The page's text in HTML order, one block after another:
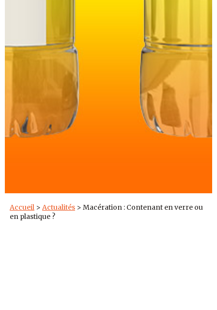
Accueil > Actualités > Macération : Contenant en verre ou
en plastique ?